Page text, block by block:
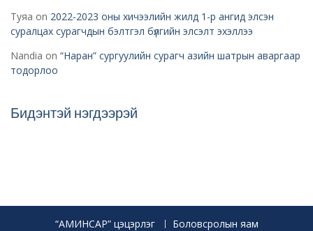
Туяа on 2022-2023 оны хичээлийн жилд 1-р ангид элсэн
суралцах сурагчдын бэлтгэл бүлгийн элсэлт эхэллээ
Nandia on “Наран” сургуулийн сурагч азийн шатрын аваргаар
тодорлоо
Бидэнтэй нэгдээрэй
“АМИНСАР” цэцэрлэг Боловсролын яам